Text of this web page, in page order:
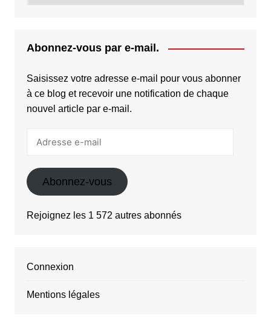
Abonnez-vous par e-mail.
Saisissez votre adresse e-mail pour vous abonner
à ce blog et recevoir une notification de chaque
nouvel article par e-mail.
Abonnez-vous
Rejoignez les 1 572 autres abonnés
Connexion
Mentions légales